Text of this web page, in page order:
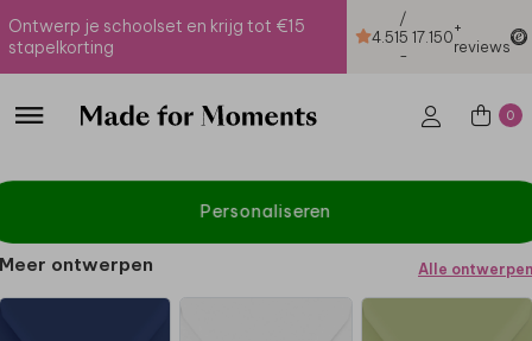
Ontwerp je schoolset en krijg tot €15
stapelkorting
4.51
/
5
-
17.150+
reviews
0
Personaliseren
Meer ontwerpen Alle ontwerpen